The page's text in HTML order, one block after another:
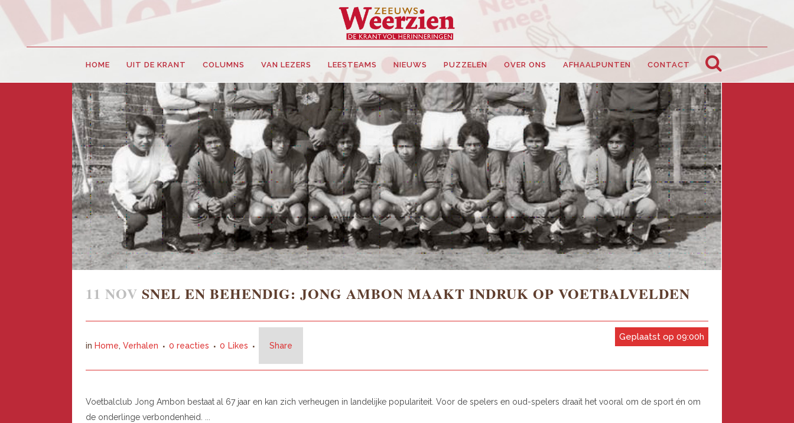
HOME UIT DE KRANT COLUMNS VAN LEZERS LEESTEAMS NIEUWS PUZZELEN OVER ONS AFHAALPUNTEN CONTACT
11 NOV SNEL EN BEHENDIG: JONG AMBON MAAKT INDRUK OP VOETBALVELDEN
Geplaatst op 09:00h
in Home, Verhalen 0 reacties 0 Likes Share
Voetbalclub Jong Ambon bestaat al 67 jaar en kan zich verheugen in landelijke populariteit. Voor de spelers en oud-spelers draait het vooral om de sport én om
de onderlinge verbondenheid. ...